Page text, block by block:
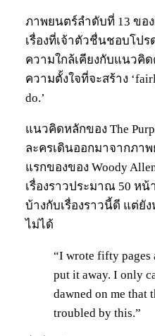
ภาพยนตร์ลำดับที่ 13 ของ
เรื่องที่เจ้าตัวชื่นชอบโป
ความใกล้เคียงกับแนวคิ
ความตั้งใจที่จะสร้าง
do.’
แนวคิดหลักของ The
ละครเดินออกมาจากภา
แรกของของ Woody
เรื่องราวประมาณ 50 ห
บ้างกับเรื่องราวนี้ดี แต่ยั
ไม่ได้
“I wrote fifty pages
put it away. I only
dawned on me that
troubled by this.”